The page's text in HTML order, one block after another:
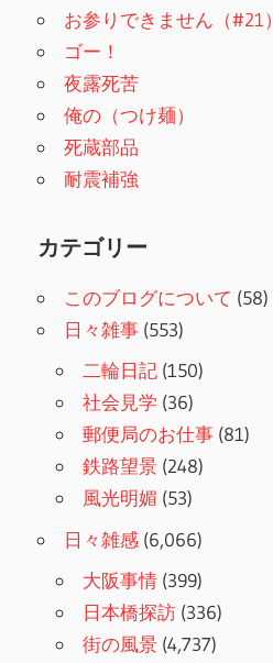
お参りできません（#21）
ゴー！
夜露死苦
俺の（つけ麺）
死蔵部品
耐震補強
カテゴリー
このブログについて (58)
日々雑事 (553)
二輪日記 (150)
社会見学 (36)
郵便局のお仕事 (81)
鉄路望景 (248)
風光明媚 (53)
日々雑感 (6,066)
大阪事情 (399)
日本橋探訪 (336)
街の風景 (4,737)